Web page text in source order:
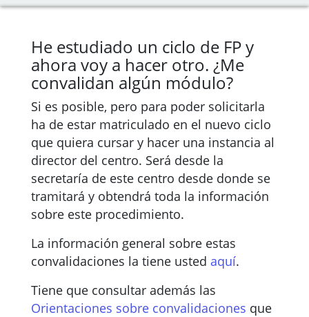
He estudiado un ciclo de FP y
ahora voy a hacer otro. ¿Me
convalidan algún módulo?
Si es posible, pero para poder solicitarla
ha de estar matriculado en el nuevo ciclo
que quiera cursar y hacer una instancia al
director del centro. Será desde la
secretaría de este centro desde donde se
tramitará y obtendrá toda la información
sobre este procedimiento.
La información general sobre estas
convalidaciones la tiene usted aquí.
Tiene que consultar además las
Orientaciones sobre convalidaciones que